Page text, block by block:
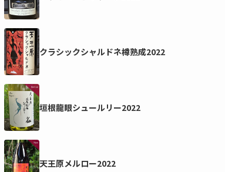
クラシックシャルドネ樽熟成2022
垣根龍眼シュールリー2022
天王原メルロー2022